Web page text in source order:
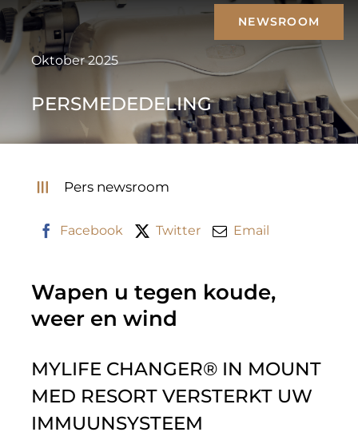
Skip
to
content
NEWSROOM
Oktober 2025
PERSMEDEDELING
Pers newsroom
Facebook Twitter Email
Wapen u tegen koude,
weer en wind
MYLIFE CHANGER® IN MOUNT
MED RESORT VERSTERKT UW
IMMUUNSYSTEEM